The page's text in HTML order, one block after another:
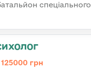
спеціального
грн